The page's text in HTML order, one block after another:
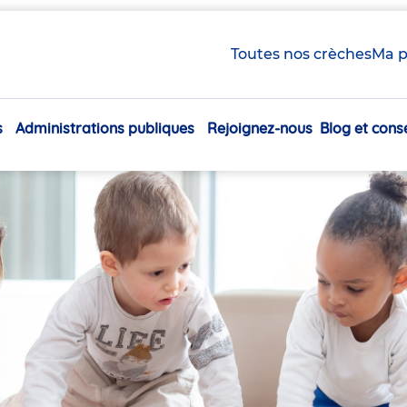
Toutes nos crèchesMa
Navigation
Administrations publiques Rejoignez-nous Blog et